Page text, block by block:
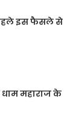
इस फैसले से
धाम महाराज के